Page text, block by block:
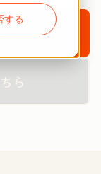
する
↓
ら